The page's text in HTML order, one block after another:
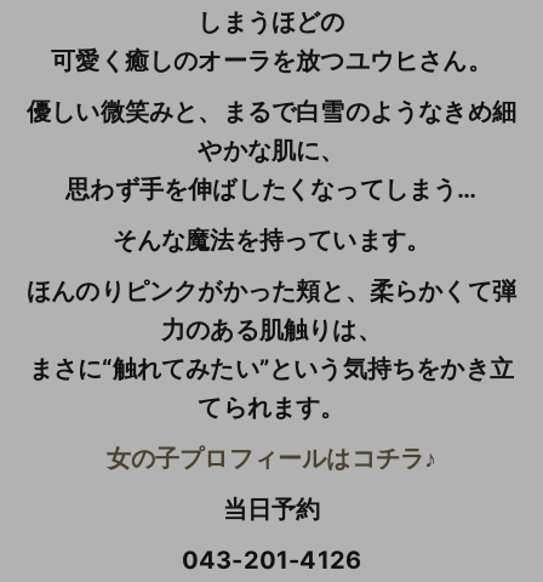
しまうほどの
可愛く癒しのオーラを放つユウヒさん。
優しい微笑みと、まるで白雪のようなきめ細
やかな肌に、
思わず手を伸ばしたくなってしまう…
そんな魔法を持っています。
ほんのりピンクがかった頬と、柔らかくて弾
力のある肌触りは、
まさに“触れてみたい”という気持ちをかき立
てられます。
女の子プロフィールはコチラ♪
当日予約
043-201-4126